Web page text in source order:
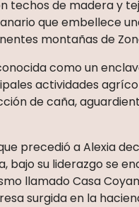
techos de madera y
que embellece
montañas de
como un
actividades
de caña,
precedió a Alexia
bajo su liderazgo se
llamado Casa
surgida en la